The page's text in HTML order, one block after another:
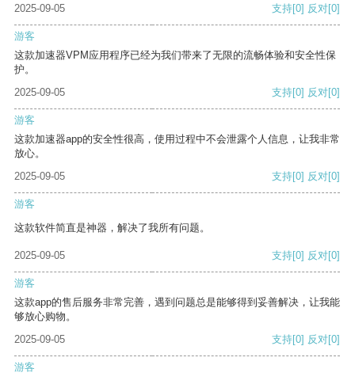
2025-09-05 支持[0] 反对[0]
游客
这款加速器VPM应用程序已经为我们带来了无限的流畅体验和安全性保
护。
2025-09-05
支持[0] 反对[0]
游客
这款加速器app的安全性很高，使用过程中不会泄露个人信息，让我非常
放心。
2025-09-05
支持[0] 反对[0]
游客
这款软件简直是神器，解决了我所有问题。
2025-09-05 支持[0] 反对[0]
游客
这款app的售后服务非常完善，遇到问题总是能够得到妥善解决，让我能
够放心购物。
2025-09-05
支持[0] 反对[0]
游客